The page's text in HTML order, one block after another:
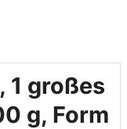
1 großes
g, Form